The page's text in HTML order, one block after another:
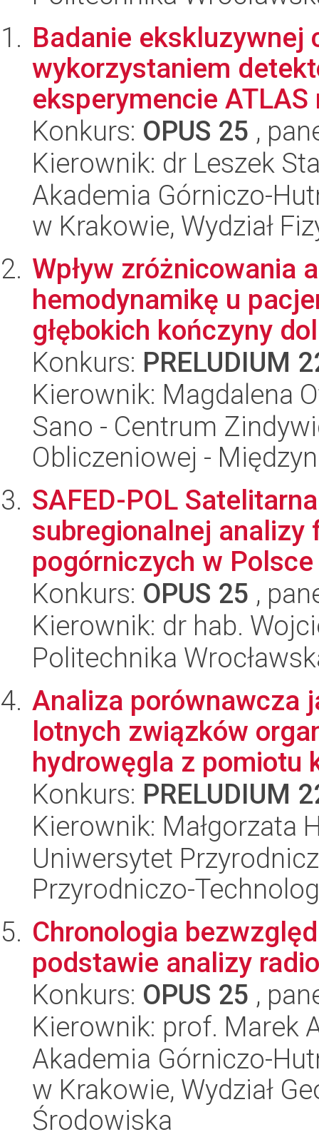
Badanie ekskluzywnej
wykorzystaniem
eksperymencie
Konkurs: OPUS 25 ,
Kierownik: dr Leszek
Akademia Górniczo-
w Krakowie, Wydział
Wpływ zróżnicowania
hemodynamikę u
głębokich kończyny
Konkurs: PRELUDIUM
Kierownik: Magdalena
Sano - Centrum
Obliczeniowej -
SAFED-POL
subregionalnej
pogórniczych w Polsce
Konkurs: OPUS 25 ,
Kierownik: dr hab.
Politechnika
Analiza porównawcza
lotnych związków
hydrowęgla z pomiotu
Konkurs: PRELUDIUM
Kierownik: Małgorzata
Uniwersytet
Przyrodniczo-
Chronologia
podstawie analizy
Konkurs: OPUS 25 ,
Kierownik: prof. Marek
Akademia Górniczo-
w Krakowie, Wydział
Środowiska